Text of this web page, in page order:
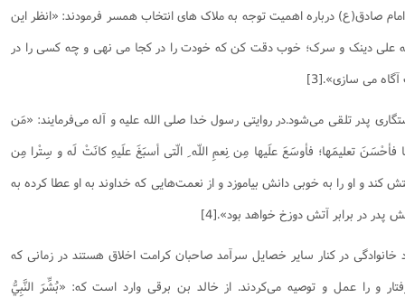
صادق(ع) درباره اهمیت توجه به ملاک های انتخاب همسر فرمودند: «انظر این
علی دینک و سرک؛ خوب دقت کن که خودت را در کجا می نهی و چه کسی را در
می سازی».[3]
پدر تلقی می‌شود.در روایتی رسول خدا صلی الله علیه و آله می‌فرمایند‌‌: «مَن
فأحْسَنَ تعلیمَها؛ فأوسَعَ علَیها مِن نِعمِ اللّه ِ الّتی أسبَغَ علَیهِ کانَتْ لَه و سِتْرا مِن
کند و او را به خوبى دانش بیاموزد و از نعمت‌هایى که خداوند به او عطا کرده به
در برابر آتش دوزخ خواهد بود».[4]
در کنار سایر خصایل سرآمد صاحبان کرامت اخلاق هستند در زمانی که
و را عمل و توصیه می‌کردند. از خالد بن برقی وارد است که: «بُشِّرَ النَّبِيُّ